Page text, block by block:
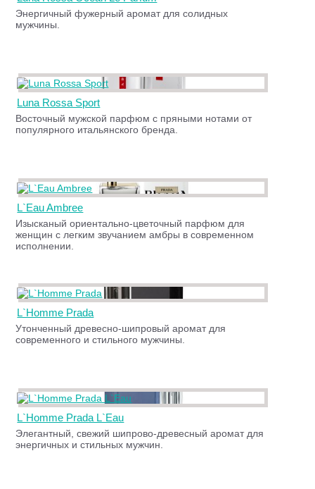
Энергичный фужерный аромат для солидных
мужчины.
Luna Rossa Sport
Восточный мужской парфюм с пряными нотами от
популярного итальянского бренда.
L`Eau Ambree
Изысканый ориентально-цветочный парфюм для
женщин с легким звучанием амбры в современном
исполнении.
L`Homme Prada
Утонченный древесно-шипровый аромат для
современного и стильного мужчины.
L`Homme Prada L`Eau
Элегантный, свежий шипрово-древесный аромат для
энергичных и стильных мужчин.